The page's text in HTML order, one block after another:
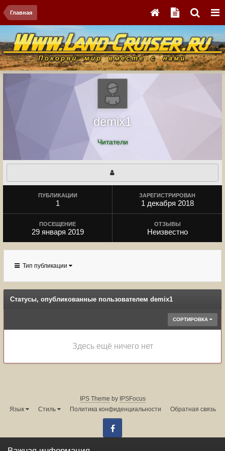
Главная
demix1
Читатели
ПУБЛИКАЦИИ
1
ЗАРЕГИСТРИРОВАН
1 декабря 2018
ПОСЕЩЕНИЕ
29 января 2019
ОТЗЫВЫ
Неизвестно
Тип публикации
Статусы, опубликованные пользователем demix1
СОРТИРОВКА
Здесь ещё ничего нет
IPS Theme by IPSFocus
Язык
Стиль Политика конфиденциальности Обратная связь
Администрация форума: